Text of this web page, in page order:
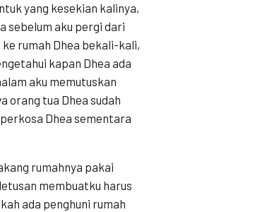
yang kesekian kalinya,
sebelum aku pergi dari
rumah Dhea bekali-kali,
kapan Dhea ada
aku memutuskan
orang tua Dhea sudah
Dhea sementara
rumahnya pakai
membuatku harus
ada penghuni rumah